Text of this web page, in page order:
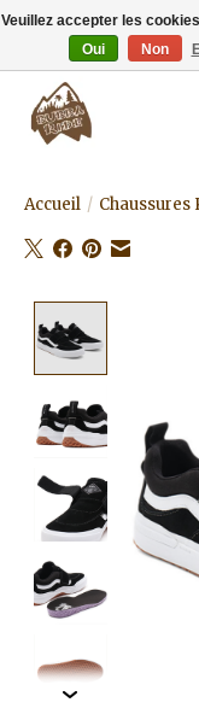
Livraison gratuite à partir
Accueil / Chaussures
Veuillez accepter les
Oui
Non